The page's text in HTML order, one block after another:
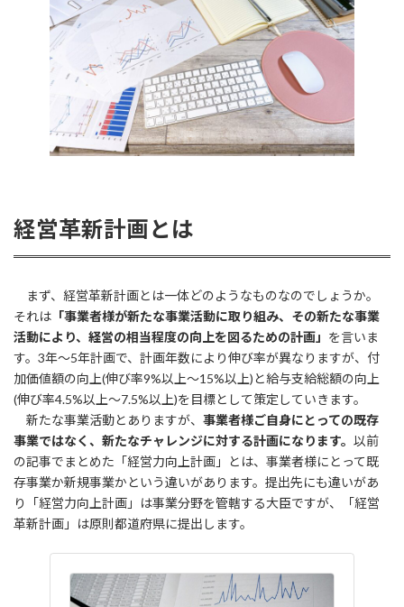
経営革新計画とは
まず、経営革新計画とは一体どのようなものなのでしょうか。
それは 「事業者様が新たな事業活動に取り組み、その新たな事業
活動により、経営の相当程度の向上を図るための計画」 を言いま
す。3年〜5年計画で、計画年数により伸び率が異なりますが、付
加価値額の向上(伸び率9%以上〜15%以上)と給与支給総額の向上
(伸び率4.5%以上〜7.5%以上)を目標として策定していきます。
新たな事業活動とありますが、 事業者様ご自身にとっての既存
事業ではなく、新たなチャレンジに対する計画になります。 以前
の記事でまとめた「経営力向上計画」とは、事業者様にとって既
存事業か新規事業かという違いがあります。提出先にも違いがあ
り「経営力向上計画」は事業分野を管轄する大臣ですが、「経営
革新計画」は原則都道府県に提出します。